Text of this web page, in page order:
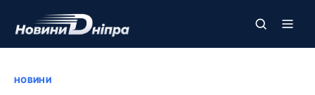
НОВИНИ